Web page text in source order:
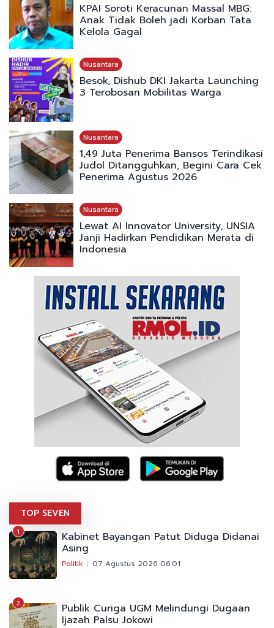
KPAI Soroti Keracunan Massal MBG:
Anak Tidak Boleh jadi Korban Tata
Kelola Gagal
Nusantara
Besok, Dishub DKI Jakarta Launching
3 Terobosan Mobilitas Warga
Nusantara
1,49 Juta Penerima Bansos Terindikasi
Judol Ditangguhkan, Begini Cara Cek
Penerima Agustus 2026
Nusantara
Lewat AI Innovator University, UNSIA
Janji Hadirkan Pendidikan Merata di
Indonesia
TOP SEVEN
1 Kabinet Bayangan Patut Diduga Didanai
Asing
Politik 07 Agustus 2026 06:01
2 Publik Curiga UGM Melindungi Dugaan
Ijazah Palsu Jokowi